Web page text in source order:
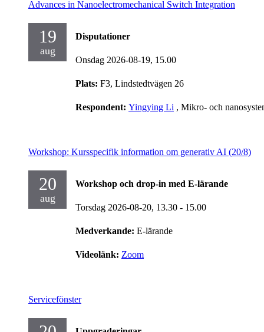
Advances in Nanoelectromechanical Switch Integration
19
aug
Disputationer
Onsdag 2026-08-19, 15.00
Plats: F3, Lindstedtvägen 26
Respondent: Yingying Li , Mikro- och
Workshop: Kursspecifik information om generativ AI (20/8)
20
aug
Workshop och drop-in med E-lärande
Torsdag 2026-08-20, 13.30 - 15.00
Medverkande: E-lärande
Videolänk: Zoom
Servicefönster